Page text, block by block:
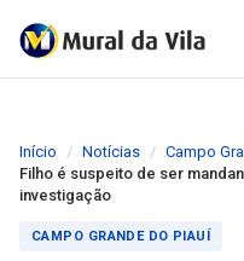
Início Notícias
Campo
Filho é suspeito de ser
investigação
CAMPO GRANDE DO PIAUÍ